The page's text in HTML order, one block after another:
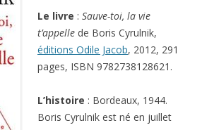
Le livre : Sauve-toi, la vie
t’appelle de Boris Cyrulnik,
éditions Odile Jacob, 2012, 291
pages, ISBN 9782738128621.
L’histoire : Bordeaux, 1944.
Boris Cyrulnik est né en juillet